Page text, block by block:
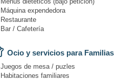
Máquina expendedora
Restaurante
Bar / Cafetería
Ocio y servicios para Familias
Juegos de mesa / puzles
Habitaciones familiares